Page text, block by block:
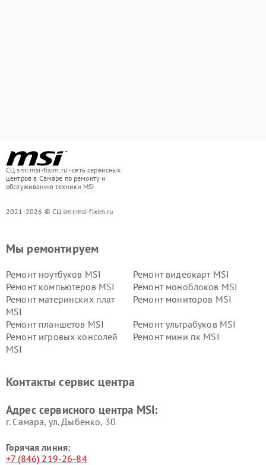
СЦ smr.msi-fixim.ru - сеть сервисных
центров в Самаре по ремонту и
обслуживанию техники MSI
2021-2026 © СЦ smr.msi-fixim.ru
Мы ремонтируем
Ремонт ноутбуков MSI
Ремонт видеокарт MSI
Ремонт компьютеров MSI
Ремонт моноблоков MSI
Ремонт материнских плат
MSI
Ремонт мониторов MSI
Ремонт планшетов MSI
Ремонт ультрабуков MSI
Ремонт игровых консолей
MSI
Ремонт мини пк MSI
Контакты сервис центра
Адрес сервисного центра MSI:
г. Самара, ул. Дыбенко, 30
Горячая линия:
+7 (846) 219-26-84